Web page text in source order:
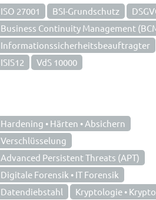
ISO 27001 BSI-Grundschutz
Business Continuity Management
Informationssicherheitsbeauftragter
ISIS12
VdS 10000
Hardening • Härten • Absichern
Verschlüsselung
Advanced Persistent Threats (APT)
Digitale Forensik • IT Forensik
Datendiebstahl
Kryptologie •